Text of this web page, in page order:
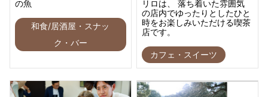
の魚
和食/居酒屋・スナッ
ク・バー
リロは、 落ち着いた雰囲気
の店内でゆったりとしたひと
時をお楽しみいただける喫茶
店です。
カフェ・スイーツ